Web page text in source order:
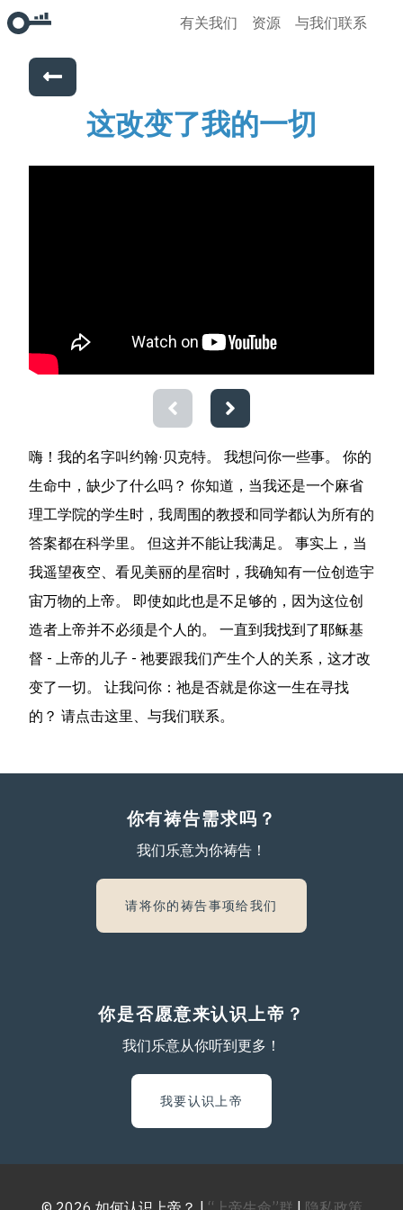
有关我们 资源 与我们联系
这改变了我的一切
嗨！我的名字叫约翰·贝克特。 我想问你一些事。 你的
生命中，缺少了什么吗？ 你知道，当我还是一个麻省
理工学院的学生时，我周围的教授和同学都认为所有的
答案都在科学里。 但这并不能让我满足。 事实上，当
我遥望夜空、看见美丽的星宿时，我确知有一位创造宇
宙万物的上帝。 即使如此也是不足够的，因为这位创
造者上帝并不必须是个人的。 一直到我找到了耶稣基
督 - 上帝的儿子 - 祂要跟我们产生个人的关系，这才改
变了一切。 让我问你：祂是否就是你这一生在寻找
的？ 请点击这里、与我们联系。
你有祷告需求吗？
我们乐意为你祷告！
请将你的祷告事项给我们
你是否愿意来认识上帝？
我们乐意从你听到更多！
我要认识上帝